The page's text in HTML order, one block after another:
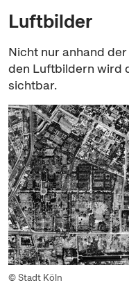
Luftbilder
Nicht nur anhand
den Luftbildern wird
sichtbar.
© Stadt Köln